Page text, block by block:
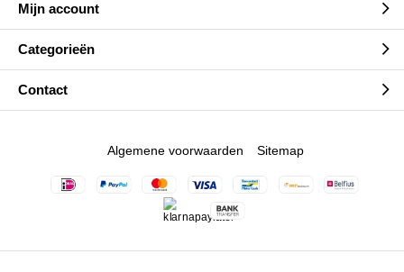
Mijn account
Categorieën
Contact
Algemene voorwaarden Sitemap